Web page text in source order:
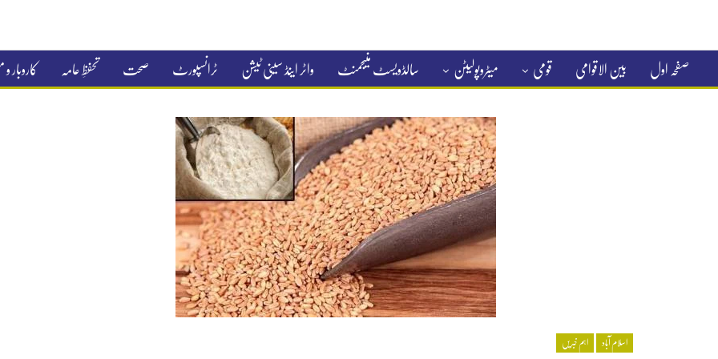
صفحہ اول بین الاقوامی قومی میٹروپولیٹن سالڈویسٹ منیجمنٹ واٹر اینڈ سینی ٹیشن ٹرانسپورٹ صحت تحفظِ عامہ کاروبار
اسلام آباد اہم خبریں